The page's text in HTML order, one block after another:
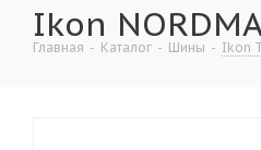
Ikon
Главная - Каталог - Шины - Ikon